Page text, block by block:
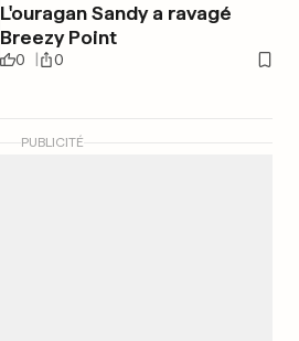
L'ouragan Sandy a ravagé
Breezy Point
0 0
PUBLICITÉ